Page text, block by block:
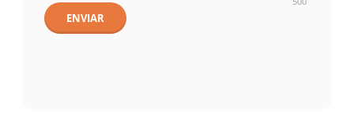
ENVIAR